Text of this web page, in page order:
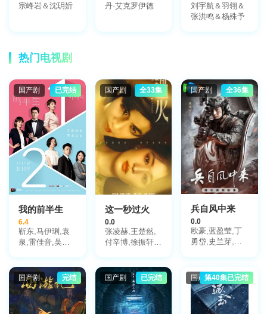
弗拉门鲍姆,吕菲
斯
宗峰岩＆沈玥妡 丹·艾克罗伊德
刘宇航＆羽翎＆
张洪鸣＆杨殊予
热门电视剧
国产剧 已完结
我的前半生
6.4
靳东,马伊琍,袁
泉,雷佳音,吴越,
婷,张棪琰,孔维,
栾元晖,侯岩松,
魏之皓,王天泽,
郑罗茜,宋允皓,
国产剧 全33集
这一秒过火
0.0
张凌赫,王楚然,
付辛博,徐振轩,
莫愁,毛孩,鹿骐,
苇青,刘令姿,康
可人,陈东阳,黄
博远,斓曦,张弓,
国产剧 全36集
兵自风中来
0.0
欧豪,蓝盈莹,丁
勇岱,史兰芽,刘
王春宇,关亚军,
杨舒,吴岳阳,张
进,陈方舟,陈启
杰,周德华,赵长
国产剧 完结 国产剧 已完结 国产剧第40集已完结